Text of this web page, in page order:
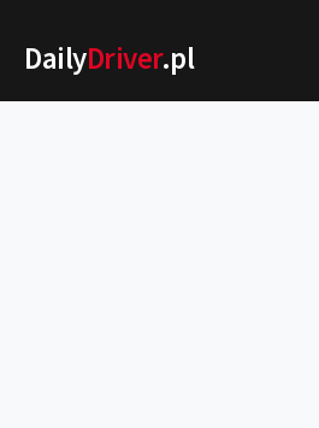
DailyDriver.pl